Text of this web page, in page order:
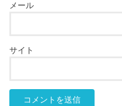
メール
サイト